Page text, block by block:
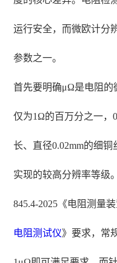
运行安全，而微欧计分
参数之一。
首先要明确μΩ是电阻的
仅为1Ω的百万分之一，
长、直径0.02mm的细
实现的较高分辨率等级
845.4-2025《电阻测量
电阻测试仪》要求，常